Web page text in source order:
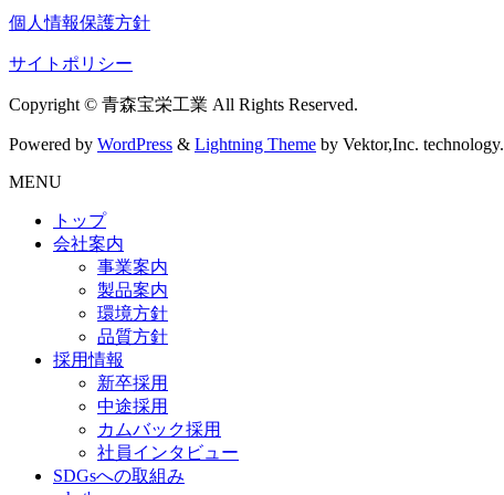
個人情報保護方針
サイトポリシー
Copyright © 青森宝栄工業 All Rights Reserved.
Powered by WordPress & Lightning Theme by Vektor,Inc. technology.
MENU
トップ
会社案内
事業案内
製品案内
環境方針
品質方針
採用情報
新卒採用
中途採用
カムバック採用
社員インタビュー
SDGsへの取組み